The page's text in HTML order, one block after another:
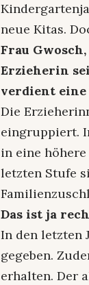
neue Kitas.
Frau
Erzieherin
verdient
Die
eingruppiert.
in eine
letzten Stufe
Das ist ja
In den letzten
gegeben.
erhalten. Der